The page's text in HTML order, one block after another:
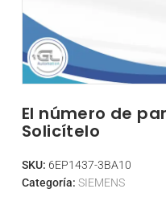
El número de
Solicítelo
SKU: 6EP1437-3BA10
Categoría: SIEMENS